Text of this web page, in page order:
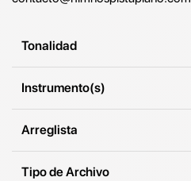
Tonalidad
Instrumento(s)
Arreglista
Tipo de Archivo